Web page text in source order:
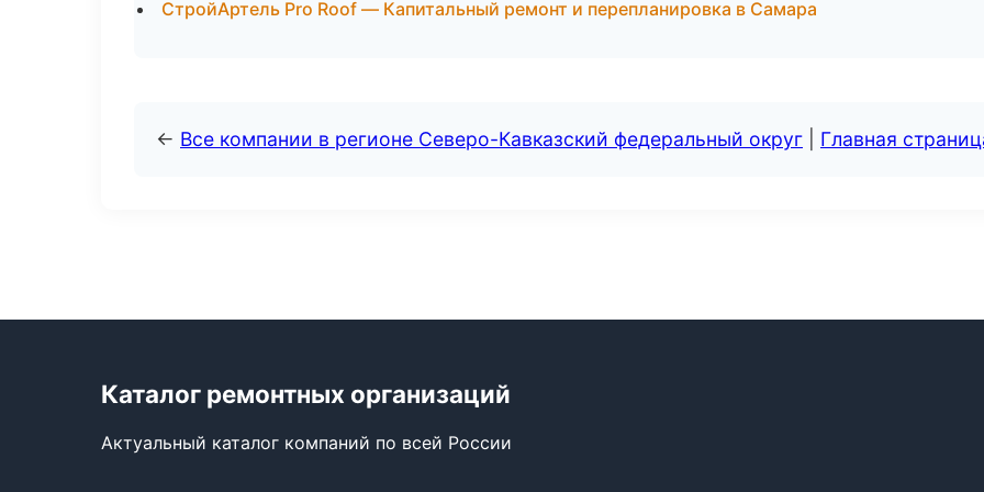
СтройАртель Pro Roof — Капитальный ремонт и перепланировка в Самара
← Все компании в регионе Северо-Кавказский федеральный округ Главная
Каталог ремонтных организаций
Актуальный каталог компаний по всей России